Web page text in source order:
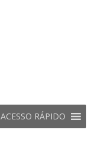
ACESSO RÁPIDO